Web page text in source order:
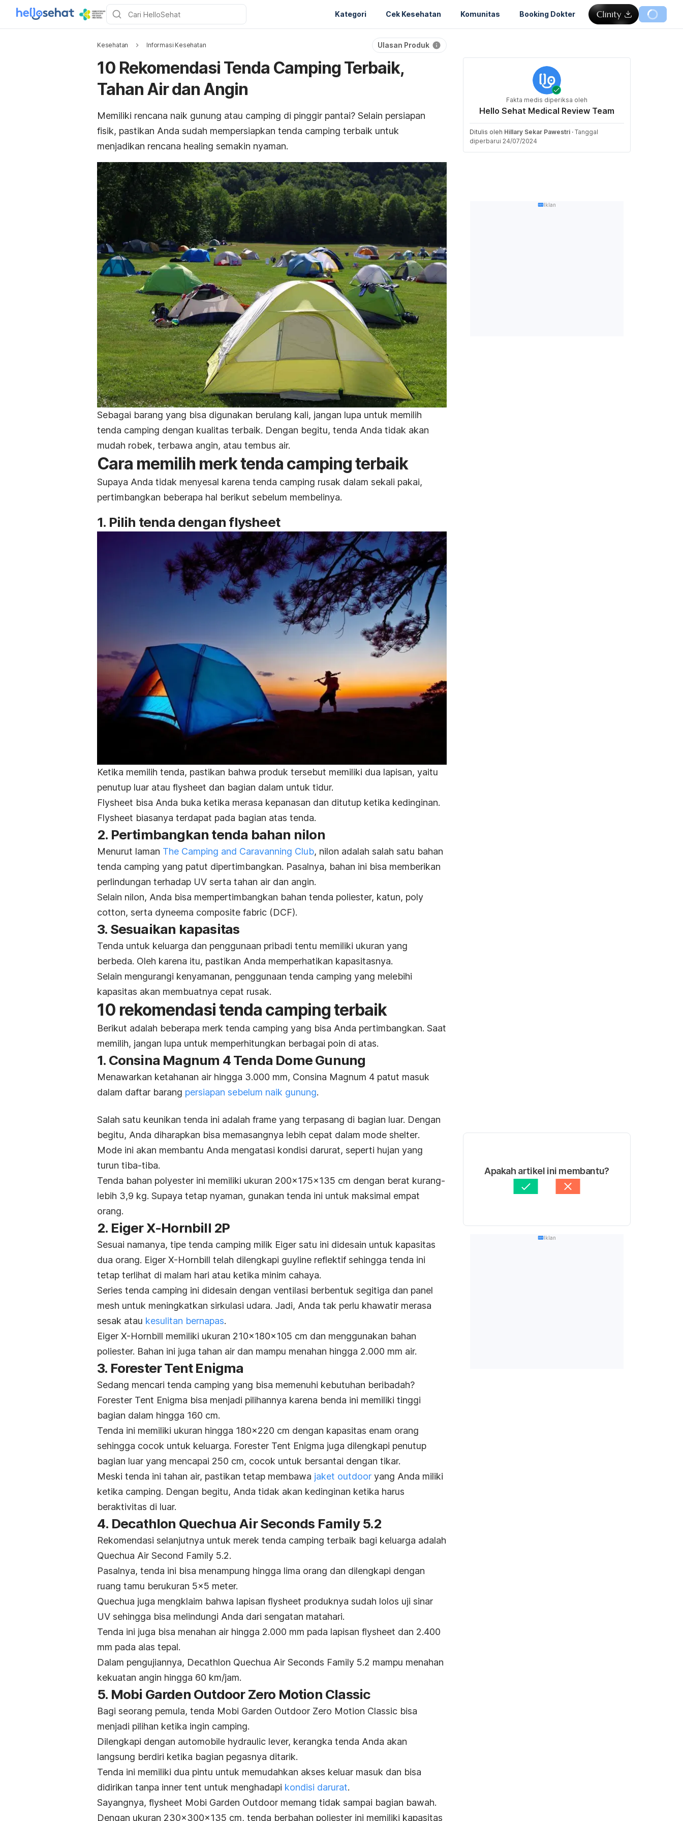
Kategori Cek Kesehatan Komunitas Booking Dokter
Kesehatan Informasi Kesehatan Ulasan Produk
10 Rekomendasi Tenda Camping Terbaik,
Tahan Air dan Angin
Memiliki rencana naik gunung atau camping di pinggir pantai? Selain persiapan
fisik, pastikan Anda sudah mempersiapkan tenda camping terbaik untuk
menjadikan rencana healing semakin nyaman.
Sebagai barang yang bisa digunakan berulang kali, jangan lupa untuk memilih
tenda camping dengan kualitas terbaik. Dengan begitu, tenda Anda tidak akan
mudah robek, terbawa angin, atau tembus air.
Cara memilih merk tenda campingterbaik
Supaya Anda tidak menyesal karena tenda camping rusak dalam sekali pakai,
pertimbangkan beberapa hal berikut sebelum membelinya.
1. Pilih tenda dengan flysheet
Ketika memilih tenda, pastikan bahwa produk tersebut memiliki dua lapisan, yaitu
penutup luar atau flysheet dan bagian dalam untuk tidur.
Flysheet bisa Anda buka ketika merasa kepanasan dan ditutup ketika kedinginan.
Flysheet biasanya terdapat pada bagian atas tenda.
2. Pertimbangkan tenda bahan nilon
Menurut laman The Camping and Caravanning Club, nilon adalah salah satu bahan
tenda camping yang patut dipertimbangkan. Pasalnya, bahan ini bisa memberikan
perlindungan terhadap UV serta tahan air dan angin.
Selain nilon, Anda bisa mempertimbangkan bahan tenda poliester, katun, poly
cotton, serta dyneema composite fabric (DCF).
3. Sesuaikan kapasitas
Tenda untuk keluarga dan penggunaan pribadi tentu memiliki ukuran yang
berbeda. Oleh karena itu, pastikan Anda memperhatikan kapasitasnya.
Selain mengurangi kenyamanan, penggunaan tenda camping yang melebihi
kapasitas akan membuatnya cepat rusak.
10 rekomendasi tenda campingterbaik
Berikut adalah beberapa merk tenda camping yang bisa Anda pertimbangkan. Saat
memilih, jangan lupa untuk memperhitungkan berbagai poin di atas.
1. Consina Magnum 4 Tenda Dome Gunung
Menawarkan ketahanan air hingga 3.000 mm, Consina Magnum 4 patut masuk
dalam daftar barang persiapan sebelum naik gunung.
Salah satu keunikan tenda ini adalah frame yang terpasang di bagian luar. Dengan
begitu, Anda diharapkan bisa memasangnya lebih cepat dalam mode shelter.
Mode ini akan membantu Anda mengatasi kondisi darurat, seperti hujan yang
turun tiba-tiba.
Tenda bahan polyester ini memiliki ukuran 200x175x135 cm dengan berat kurang-
lebih 3,9 kg. Supaya tetap nyaman, gunakan tenda ini untuk maksimal empat
orang.
2. Eiger X-Hornbill 2P
Sesuai namanya, tipe tenda camping milik Eiger satu ini didesain untuk kapasitas
dua orang. Eiger X-Hornbill telah dilengkapi guyline reflektif sehingga tenda ini
tetap terlihat di malam hari atau ketika minim cahaya.
Series tenda camping ini didesain dengan ventilasi berbentuk segitiga dan panel
mesh untuk meningkatkan sirkulasi udara. Jadi, Anda tak perlu khawatir merasa
sesak atau kesulitan bernapas.
Eiger X-Hornbill memiliki ukuran 210x180x105 cm dan menggunakan bahan
poliester. Bahan ini juga tahan air dan mampu menahan hingga 2.000 mm air.
3. Forester Tent Enigma
Sedang mencari tenda camping yang bisa memenuhi kebutuhan beribadah?
Forester Tent Enigma bisa menjadi pilihannya karena benda ini memiliki tinggi
bagian dalam hingga 160 cm.
Tenda ini memiliki ukuran hingga 180×220 cm dengan kapasitas enam orang
sehingga cocok untuk keluarga. Forester Tent Enigma juga dilengkapi penutup
bagian luar yang mencapai 250 cm, cocok untuk bersantai dengan tikar.
Meski tenda ini tahan air, pastikan tetap membawa jaket outdoor yang Anda miliki
ketika camping. Dengan begitu, Anda tidak akan kedinginan ketika harus
beraktivitas di luar.
4. Decathlon Quechua Air Seconds Family 5.2
Rekomendasi selanjutnya untuk merek tenda camping terbaik bagi keluarga adalah
Quechua Air Second Family 5.2.
Pasalnya, tenda ini bisa menampung hingga lima orang dan dilengkapi dengan
ruang tamu berukuran 5×5 meter.
Quechua juga mengklaim bahwa lapisan flysheet produknya sudah lolos uji sinar
UV sehingga bisa melindungi Anda dari sengatan matahari.
Tenda ini juga bisa menahan air hingga 2.000 mm pada lapisan flysheet dan 2.400
mm pada alas tepal.
Dalam pengujiannya, Decathlon Quechua Air Seconds Family 5.2 mampu menahan
kekuatan angin hingga 60 km/jam.
5. Mobi Garden Outdoor Zero Motion Classic
Bagi seorang pemula, tenda Mobi Garden Outdoor Zero Motion Classic bisa
menjadi pilihan ketika ingin camping.
Dilengkapi dengan automobile hydraulic lever, kerangka tenda Anda akan
langsung berdiri ketika bagian pegasnya ditarik.
Tenda ini memiliki dua pintu untuk memudahkan akses keluar masuk dan bisa
didirikan tanpa inner tent untuk menghadapi kondisi darurat.
Sayangnya, flysheet Mobi Garden Outdoor memang tidak sampai bagian bawah.
Dengan ukuran 230x300x135 cm, tenda berbahan poliester ini memiliki kapasitas
Fakta medis diperiksa oleh
Hello Sehat Medical Review Team
Ditulis oleh Hillary Sekar Pawestri · Tanggal
diperbarui 24/07/2024
Iklan
Apakah artikel ini membantu?
Iklan